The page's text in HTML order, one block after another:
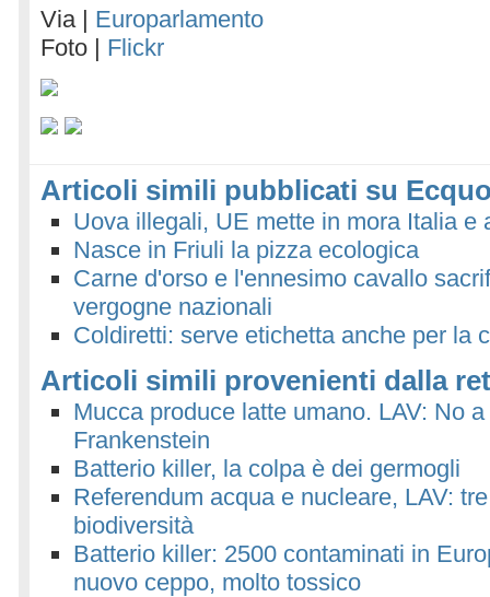
Via | Europarlamento
Foto | Flickr
Articoli simili pubblicati su
Uova illegali, UE mette in mora Italia e
Nasce in Friuli la pizza ecologica
Carne d'orso e l'ennesimo cavallo
vergogne nazionali
Coldiretti: serve etichetta anche per la
Articoli simili provenienti dalla
Mucca produce latte umano. LAV: No
Frankenstein
Batterio killer, la colpa è dei germogli
Referendum acqua e nucleare, LAV:
biodiversità
Batterio killer: 2500 contaminati in
nuovo ceppo, molto tossico